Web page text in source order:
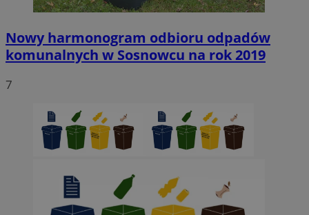
Nowy harmonogram odbioru odpadów
komunalnych w Sosnowcu na rok 2019
7